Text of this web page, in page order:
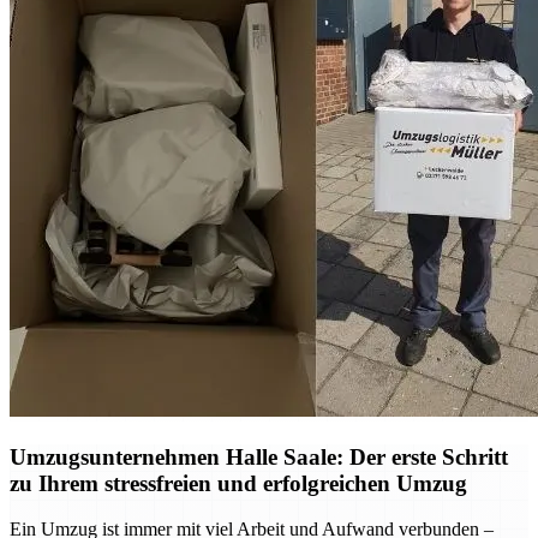
Umzugsunternehmen Halle Saale: Der erste Schritt
zu Ihrem stressfreien und erfolgreichen Umzug
Ein Umzug ist immer mit viel Arbeit und Aufwand verbunden –